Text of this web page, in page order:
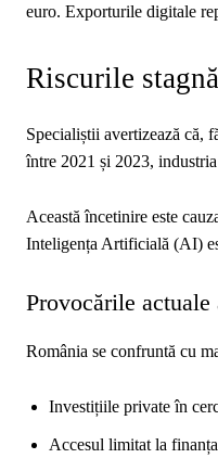
euro. Exporturile digitale
Riscurile
Specialiștii avertizează că,
între 2021 și 2023,
Această încetinire este
Inteligența Artificială (AI)
Provocările
România se confruntă cu
Investițiile private în
Accesul limitat la